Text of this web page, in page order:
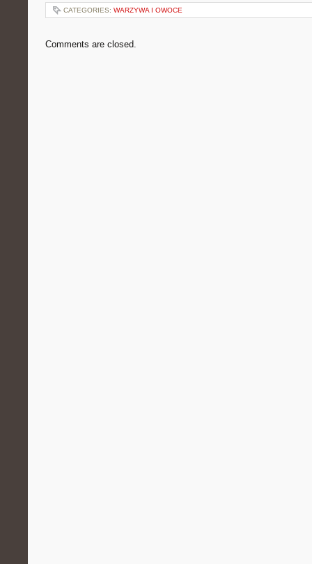
CATEGORIES: WARZYWA I OWOCE
Comments are closed.